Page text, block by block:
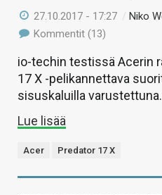
27.10.2017 - 17:27 /Niko
Kommentit (13)
io-techin testissä Acerin
17 X -pelikannettava
sisuskaluilla varustettuna.
Lue lisää
Acer Predator 17 X